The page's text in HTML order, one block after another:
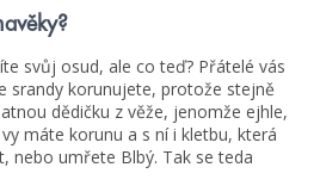
svůj osud, ale co teď? Přátelé vás
srandy korunujete, protože stejně
dědičku z věže, jenomže ejhle,
máte korunu a s ní i kletbu, která
nebo umřete Blbý. Tak se teda